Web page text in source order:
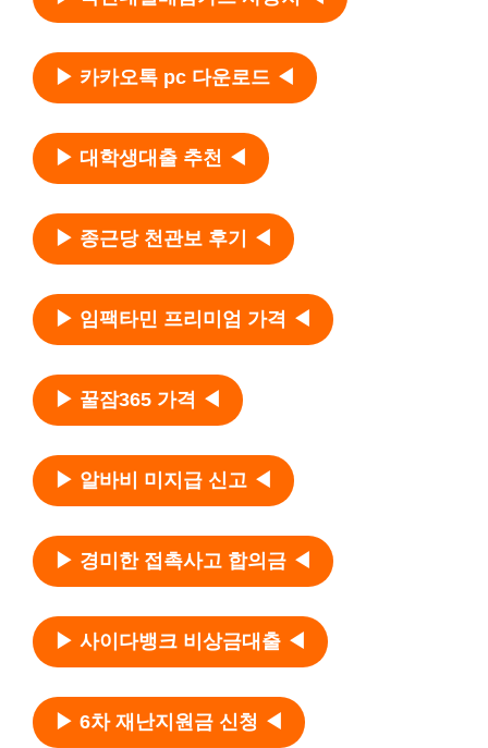
▶ 카카오톡 pc 다운로드 ◀
▶ 대학생대출 추천 ◀
▶ 종근당 천관보 후기 ◀
▶ 임팩타민 프리미엄 가격 ◀
▶ 꿀잠365 가격 ◀
▶ 알바비 미지급 신고 ◀
▶ 경미한 접촉사고 합의금 ◀
▶ 사이다뱅크 비상금대출 ◀
▶ 6차 재난지원금 신청 ◀